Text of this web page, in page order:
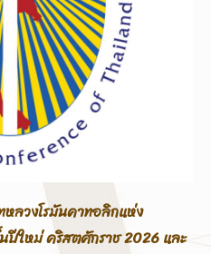
งโรมันคาทอลิกแห่ง
ริสตสมภพ คริสตศักราช 2025